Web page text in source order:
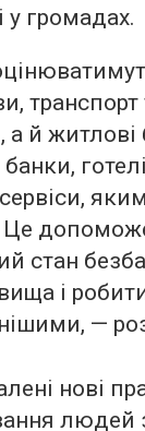
у громадах.
транспорт
а й
банки,
сервіси,
стан
і
—
нові
людей